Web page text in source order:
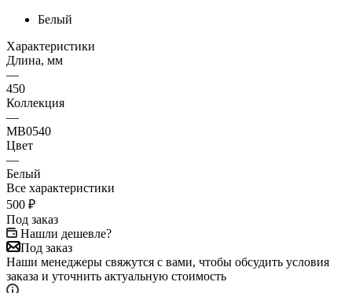
Белый
Характеристики
Длина, мм
—
450
Коллекция
—
MB0540
Цвет
—
Белый
Все характеристики
500 ₽
Под заказ
Нашли дешевле?
Под заказ
Наши менеджеры свяжутся с вами, чтобы обсудить условия
заказа и уточнить актуальную стоимость